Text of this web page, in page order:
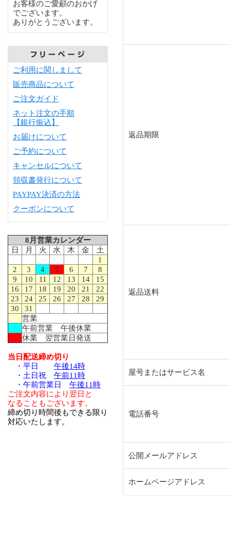
お客様のご愛顧のおかげ
でございます。
ありがとうございます。
ご利用に関しまして
販売商品について
ご注文ガイド
ネット注文の手順
【銀行振込】
お届けについて
ご予約について
キャンセルについて
領収書発行について
PAYPAY決済の方法
クーポンについて
8月営業カレンダー
日
月 火 水 木 金
土
1
2
3 4 5 6 7
8
9
10 11 12 13 14
15
16
17 18 19 20 21
22
23
24 25 26 27 28
29
30
31
営業
午前営業 午後休業
休業 翌営業日発送
当日配送締め切り
・平日 午後14時
・土日祝 午前11時
・午前営業日 午後11時
ご注文内容により翌日と
なることもございます。
締め切り時間後もできる限り
対応いたします。
返品期限
返品送料
屋号またはサービス名
電話番号
公開メールアドレス
ホームページアドレス